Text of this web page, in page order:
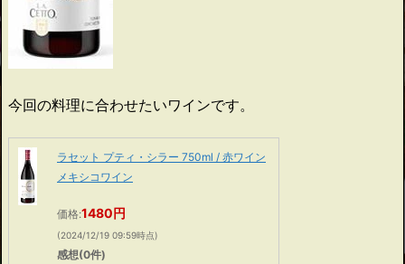
今回の料理に合わせたいワインです。
ラセット プティ・シラー 750ml / 赤ワイン
メキシコワイン
価格:1480円
(2024/12/19 09:59時点)
感想(0件)